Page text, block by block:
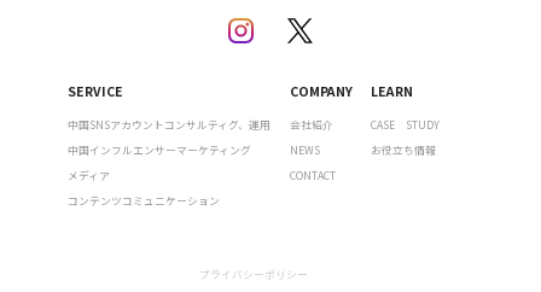
SERVICE
中国SNSアカウントコンサルティグ、運用
中国インフルエンサーマーケティング
メディア
コンテンツコミュニケーション
COMPANY
会社紹介
NEWS
CONTACT
LEARN
CASE STUDY
お役立ち情報
プライバシーポリシー